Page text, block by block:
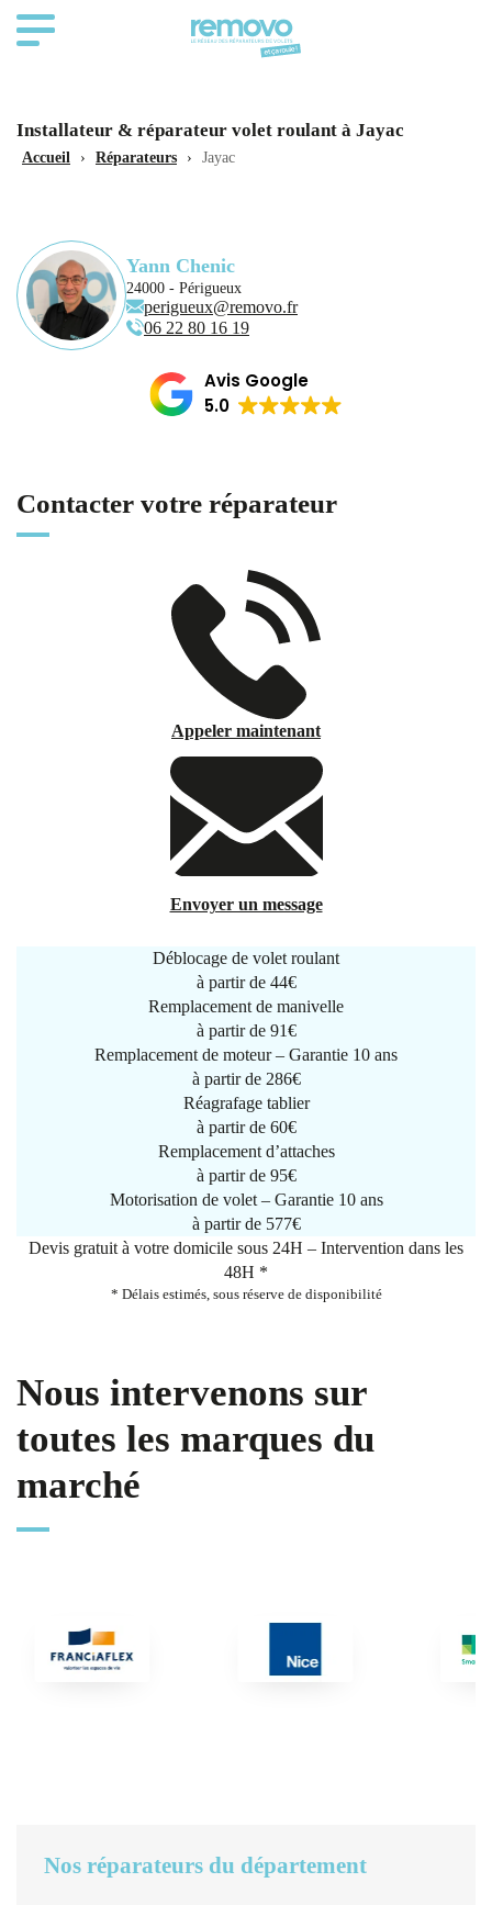
Installateur & réparateur volet roulant à Jayac
Accueil › Réparateurs › Jayac
Yann Chenic
24000 - Périgueux
perigueux@removo.fr
06 22 80 16 19
Avis Google
5.0
Contacter votre réparateur
Appeler maintenant
Envoyer un message
Déblocage de volet roulant
à partir de 44€
Remplacement de manivelle
à partir de 91€
Remplacement de moteur – Garantie 10 ans
à partir de 286€
Réagrafage tablier
à partir de 60€
Remplacement d’attaches
à partir de 95€
Motorisation de volet – Garantie 10 ans
à partir de 577€
Devis gratuit à votre domicile sous 24H – Intervention dans les
48H *
* Délais estimés, sous réserve de disponibilité
Nous intervenons sur
toutes les marques du
marché
Nos réparateurs du département